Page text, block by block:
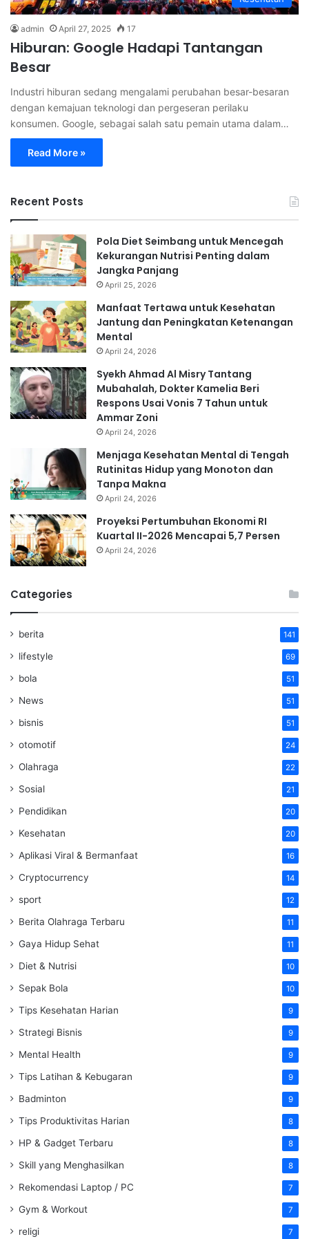
admin April 27, 2025 17
Hiburan: Google Hadapi Tantangan
Besar
Industri hiburan sedang mengalami perubahan besar-besaran
dengan kemajuan teknologi dan pergeseran perilaku
konsumen. Google, sebagai salah satu pemain utama dalam…
Read More »
Recent Posts
Pola Diet Seimbang untuk Mencegah
Kekurangan Nutrisi Penting dalam
Jangka Panjang
April 25, 2026
Manfaat Tertawa untuk Kesehatan
Jantung dan Peningkatan Ketenangan
Mental
April 24, 2026
Syekh Ahmad Al Misry Tantang
Mubahalah, Dokter Kamelia Beri
Respons Usai Vonis 7 Tahun untuk
Ammar Zoni
April 24, 2026
Menjaga Kesehatan Mental di Tengah
Rutinitas Hidup yang Monoton dan
Tanpa Makna
April 24, 2026
Proyeksi Pertumbuhan Ekonomi RI
Kuartal II-2026 Mencapai 5,7 Persen
April 24, 2026
Categories
berita 141
lifestyle 69
bola 51
News 51
bisnis 51
otomotif 24
Olahraga 22
Sosial 21
Pendidikan 20
Kesehatan 20
Aplikasi Viral & Bermanfaat 16
Cryptocurrency 14
sport 12
Berita Olahraga Terbaru 11
Gaya Hidup Sehat 11
Diet & Nutrisi 10
Sepak Bola 10
Tips Kesehatan Harian 9
Strategi Bisnis 9
Mental Health 9
Tips Latihan & Kebugaran 9
Badminton 9
Tips Produktivitas Harian 8
HP & Gadget Terbaru 8
Skill yang Menghasilkan 8
Rekomendasi Laptop / PC 7
Gym & Workout 7
religi 7